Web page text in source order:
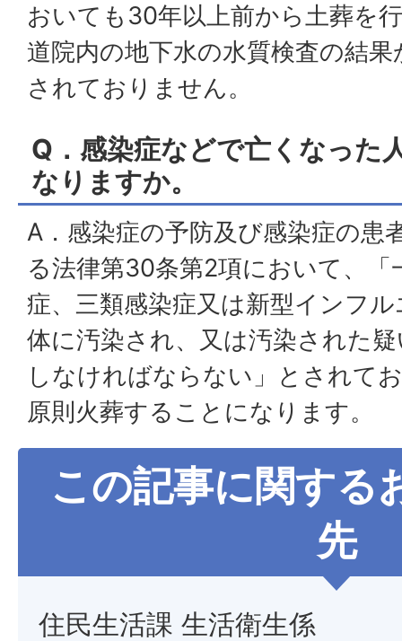
おいても30年以上前から土葬を
道院内の地下水の水質検査の結
されておりません。
Q．感染症などで亡くなった
なりますか。
A．感染症の予防及び感染症の患
る法律第30条第2項において、「
症、三類感染症又は新型インフ
体に汚染され、又は汚染された
しなければならない」とされて
原則火葬することになります。
この記事に関する
先
住民生活課 生活衛生係